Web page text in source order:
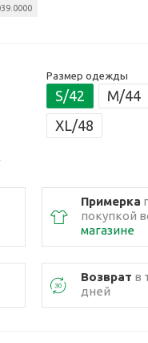
Размер одежды
S/42 M/44
XL/48
Примерка
покупкой
магазине
Возврат в
дней